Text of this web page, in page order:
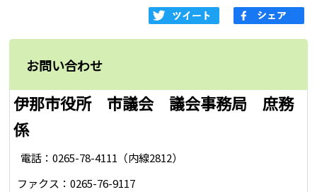
お問い合わせ
伊那市役所 市議会 議会事務局 庶務
係
電話：0265-78-4111（内線2812）
ファクス：0265-76-9117